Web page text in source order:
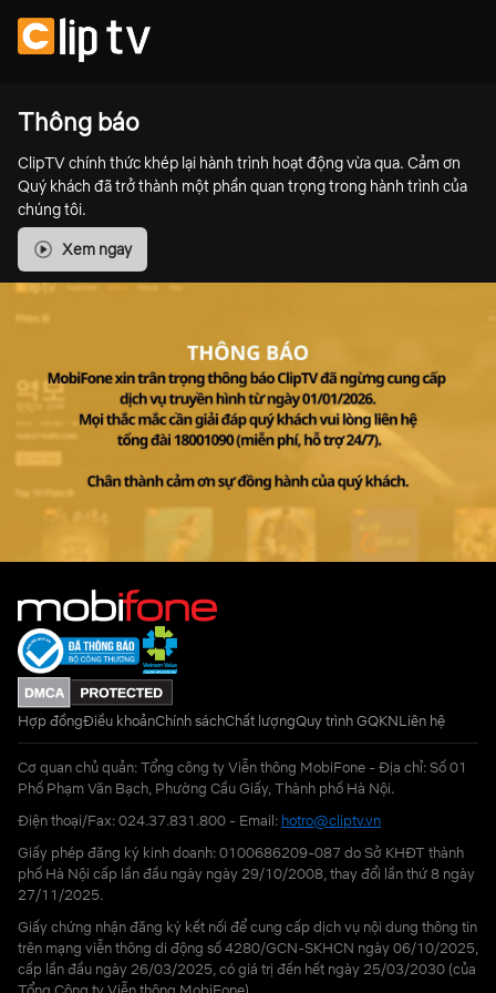
Thông báo
ClipTV chính thức khép lại hành trình hoạt động vừa qua. Cảm ơn
Quý khách đã trở thành một phần quan trọng trong hành trình của
chúng tôi.
Xem ngay
Hợp đồngĐiều khoảnChính sáchChất lượngQuy trình GQKNLiên hệ
Cơ quan chủ quản: Tổng công ty Viễn thông MobiFone - Địa chỉ: Số 01
Phố Phạm Văn Bạch, Phường Cầu Giấy, Thành phố Hà Nội.
Điện thoại/Fax: 024.37.831.800 - Email: hotro@cliptv.vn
Giấy phép đăng ký kinh doanh: 0100686209-087 do Sở KHĐT thành
phố Hà Nội cấp lần đầu ngày ngày 29/10/2008, thay đổi lần thứ 8 ngày
27/11/2025.
Giấy chứng nhận đăng ký kết nối để cung cấp dịch vụ nội dung thông tin
trên mạng viễn thông di động số 4280/GCN-SKHCN ngày 06/10/2025,
cấp lần đầu ngày 26/03/2025, có giá trị đến hết ngày 25/03/2030 (của